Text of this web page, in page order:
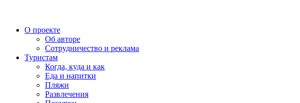
О проекте
Об авторе
Сотрудничество и реклама
Туристам
Когда, куда и как
Еда и напитки
Пляжи
Развлечения